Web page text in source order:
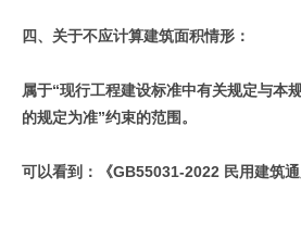
四、关于不应计算建筑面积情形：
属于“现行工程建设标准中有关规定与本
的规定为准”约束的范围。
可以看到：《GB55031-2022 民用建筑通